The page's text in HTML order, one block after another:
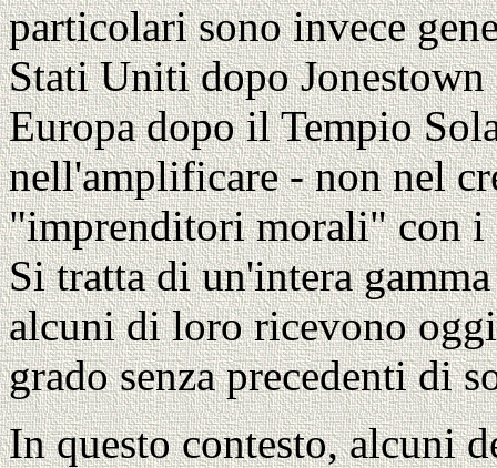
particolari sono invece
Stati Uniti dopo Jonestown
Europa dopo il Tempio
nell'amplificare - non nel
"imprenditori morali" con i
Si tratta di un'intera
alcuni di loro ricevono
grado senza precedenti di
In questo contesto, alcuni